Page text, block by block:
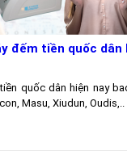
đếm tiền quốc dân
quốc dân hiện nay
Masu, Xiudun, Oudis,..